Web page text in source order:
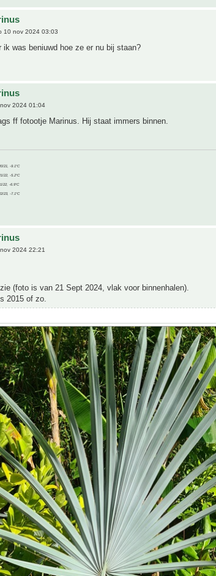
10 nov 2024 03:03
ik was beniuwd hoe ze er nu bij staan?
2024 01:04
ff fotootje Marinus. Hij staat immers binnen.
21, -9.1°C
22, -5.2°C
22, -6.9°C
23, -7.1°C
2024 22:21
(foto is van 21 Sept 2024, vlak voor binnenhalen).
2015 of zo.